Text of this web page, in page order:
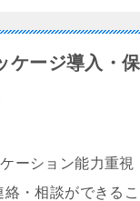
ケージ導入・保
ーション能力重視
談ができるこ